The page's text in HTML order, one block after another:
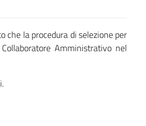
che la procedura di selezione per
Amministrativo nel